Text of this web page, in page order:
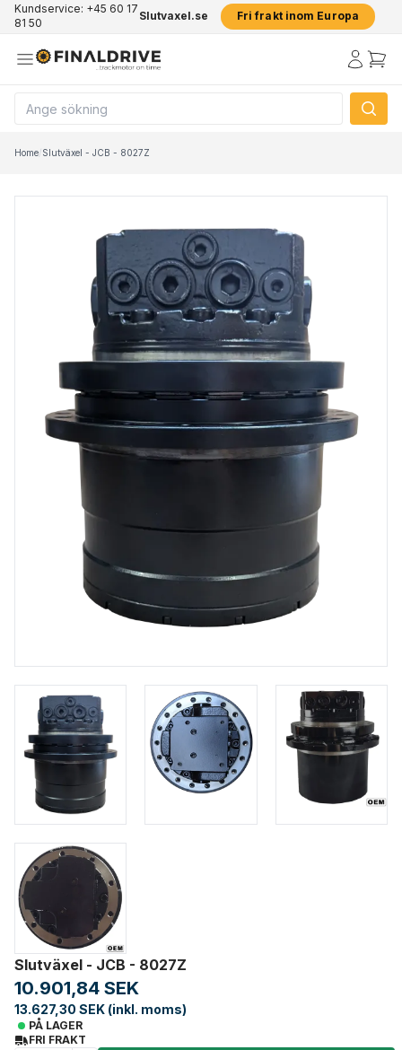
Kundservice: +45 60 17
81 50
Slutvaxel.se Fri frakt inom Europa
Home/Slutväxel - JCB - 8027Z
Slutväxel - JCB - 8027Z
10.901,84 SEK
13.627,30 SEK (inkl. moms)
PÅ LAGER
FRI FRAKT